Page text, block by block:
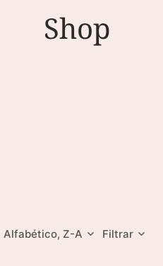
Shop
Alfabético, Z-A Filtrar